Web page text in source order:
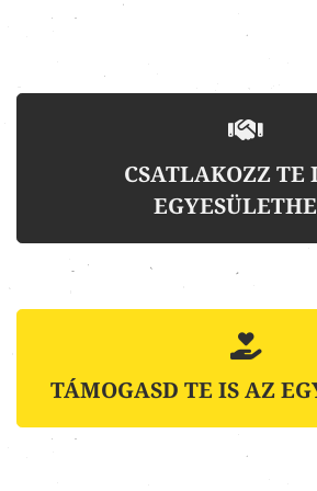
CSATLAKOZZ TE
TÁMOGASD TE IS AZ